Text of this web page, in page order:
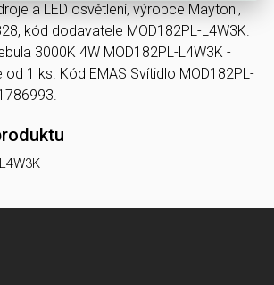
a LED osvětlení, výrobce Maytoni,
kód dodavatele MOD182PL-L4W3K.
3000K 4W MOD182PL-L4W3K -
od 1 ks. Kód EMAS Svítidlo MOD182PL-